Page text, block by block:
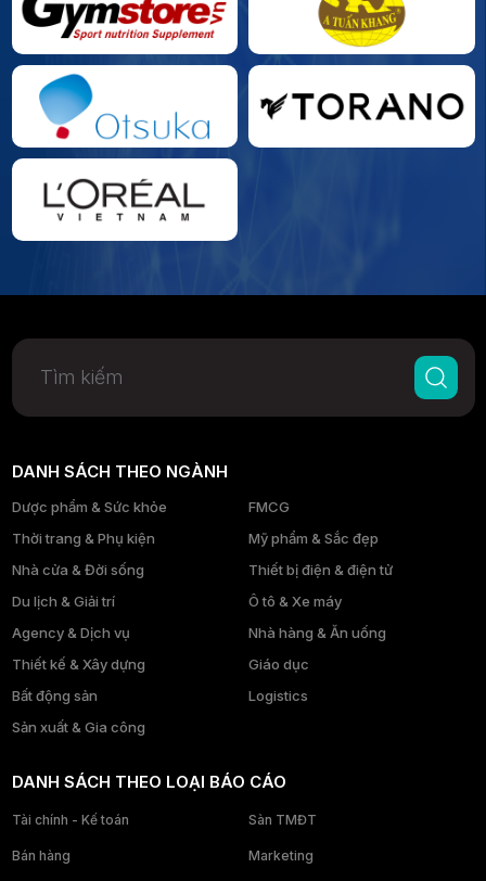
DANH SÁCH THEO NGÀNH
Dược phẩm & Sức khỏe
FMCG
Thời trang & Phụ kiện
Mỹ phẩm & Sắc đẹp
Nhà cửa & Đời sống
Thiết bị điện & điện tử
Du lịch & Giải trí
Ô tô & Xe máy
Agency & Dịch vụ
Nhà hàng & Ăn uống
Thiết kế & Xây dựng
Giáo dục
Bất động sản
Logistics
Sản xuất & Gia công
DANH SÁCH THEO LOẠI BÁO CÁO
Tài chính - Kế toán Sàn TMĐT
Bán hàng Marketing